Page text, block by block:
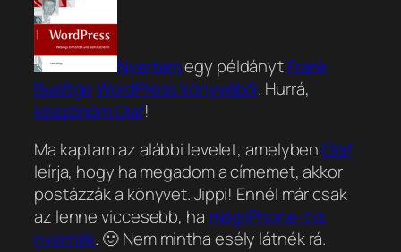
Nyertemegy példánytFrank
Bueltge WordPress könyvéből. Hurrá,
köszönöm Olaf!
Ma kaptam az alábbi levelet, amelybenOlaf
leírja, hogy ha megadom a címemet, akkor
postázzák a könyvet. Jippi! Ennél már csak
az lenne viccesebb, ha még iPhone-t is
nyernék. 🙂 Nem mintha esély látnék rá.